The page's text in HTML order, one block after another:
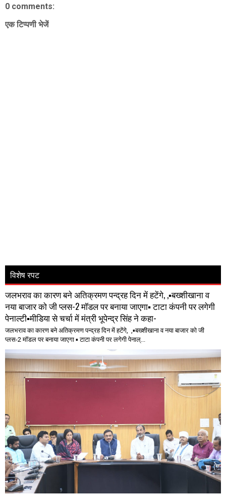
0 comments:
एक टिप्पणी भेजें
विशेष रपट
जलभराव का कारण बने अतिक्रमण पन्द्रह दिन में हटेंगे, ,▪️बख्शीखाना व
नया बाजार को जी प्लस-2 मॉडल पर बनाया जाएगा▪️ टाटा कंपनी पर लगेगी
पेनाल्टी▪️मीडिया से चर्चा में मंत्री भूपेन्द्र सिंह ने कहा-
जलभराव का कारण बने अतिक्रमण पन्द्रह दिन में हटेंगे, ,▪️बख्शीखाना व नया बाजार को जी
प्लस-2 मॉडल पर बनाया जाएगा ▪️ टाटा कंपनी पर लगेगी पेनाल्...